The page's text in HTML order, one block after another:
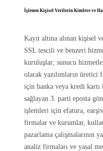
İşlenen Kişisel Verilerin Kimlere ve
Kayıt altına alınan kişisel
SSL tescili ve benzeri
kuruluşlar; sunucu
olarak yazılımların üretici
için banka veya kredi kartı
sağlayan 3. parti eposta
işlemleri için efatura,
firmalar ve kurumlar,
pazarlama çalışmalarının
analiz firmaları ve yasal